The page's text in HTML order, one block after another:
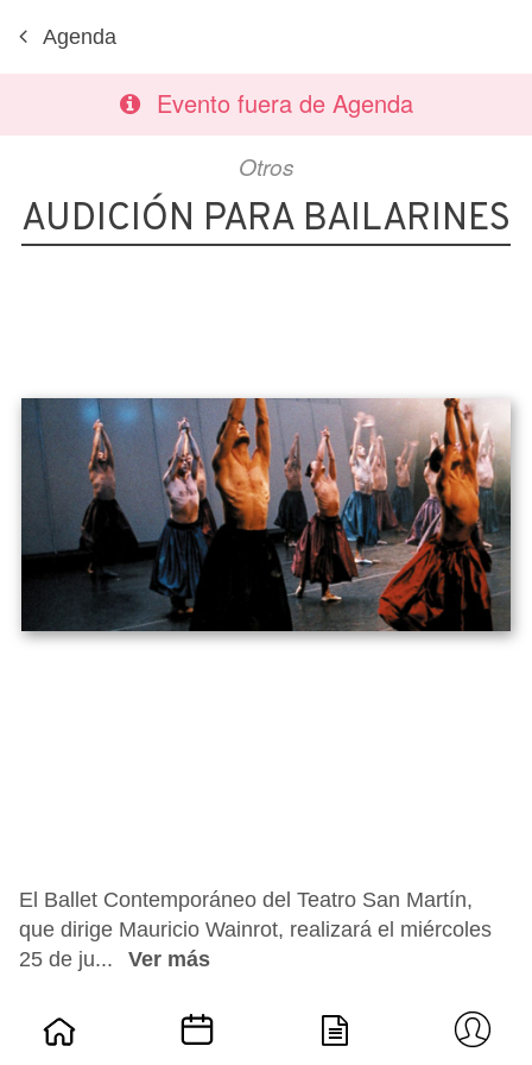
Agenda
Evento fuera de Agenda
Otros
AUDICIÓN PARA BAILARINES
El Ballet Contemporáneo del Teatro San Martín,
que dirige Mauricio Wainrot, realizará el miércoles
25 de ju...
Ver más